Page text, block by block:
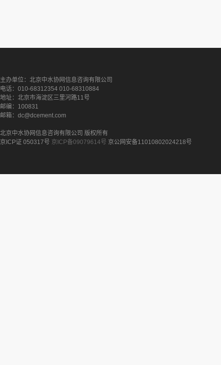
主办单位：北京中水协网信息咨询有限公司
电话：010-68312354 010-68310884
地址：北京市海淀区三里河路11号
邮编：100831
邮箱：dc@dcement.com
北京中水协网信息咨询有限公司 版权所有
京ICP证 050317号 京ICP备09079614号 京公网安备11010802024218号